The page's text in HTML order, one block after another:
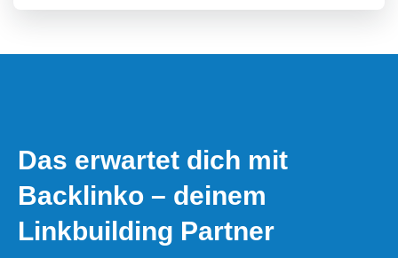
Das erwartet dich mit
Backlinko – deinem
Linkbuilding Partner